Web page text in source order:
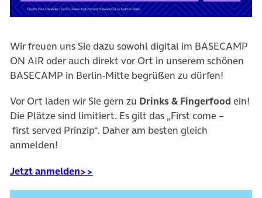
Wir freuen uns Sie dazu sowohl digital im BASECAMP
ON AIR oder auch direkt vor Ort in unserem schönen
BASECAMP in Berlin-Mitte begrüßen zu dürfen!
Vor Ort laden wir Sie gern zu Drinks & Fingerfood ein!
Die Plätze sind limitiert. Es gilt das „First come –
first served Prinzip“. Daher am besten gleich
anmelden!
Jetzt anmelden>>